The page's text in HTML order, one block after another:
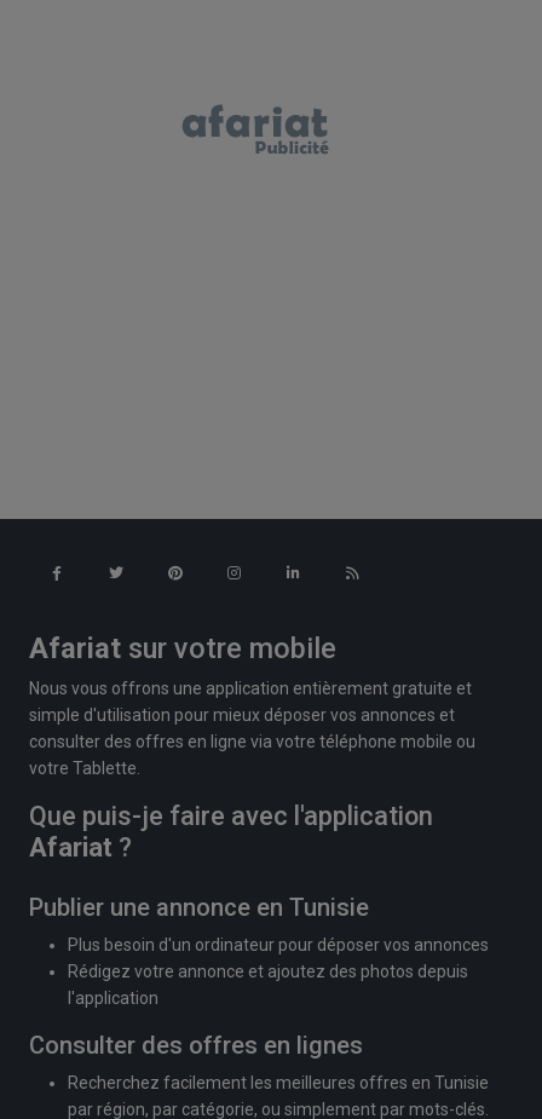
Afariat sur votre mobile
Nous vous offrons une application entièrement gratuite et
simple d'utilisation pour mieux déposer vos annonces et
consulter des offres en ligne via votre téléphone mobile ou
votre Tablette.
Que puis-je faire avec l'application
Afariat ?
Publier une annonce en Tunisie
Plus besoin d'un ordinateur pour déposer vos annonces
Rédigez votre annonce et ajoutez des photos depuis
l'application
Consulter des offres en lignes
Recherchez facilement les meilleures offres en Tunisie
par région, par catégorie, ou simplement par mots-clés.